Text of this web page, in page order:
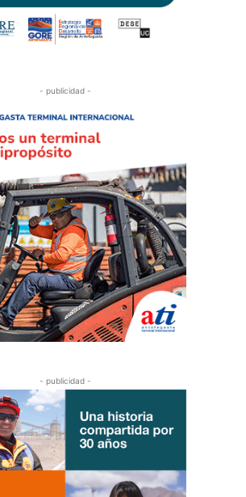
- publicidad -
- publicidad -